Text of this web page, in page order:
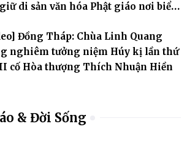
di sản văn hóa Phật giáo nơi biển
Đồng Tháp: Chùa Linh Quang
nghiêm tưởng niệm Húy kị lần thứ
cố Hòa thượng Thích Nhuận Hiền
& Đời Sống